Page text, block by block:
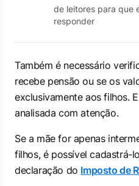
de leitores para que
responder
Também é necessário
recebe pensão ou se os
exclusivamente aos filhos.
analisada com atenção.
Se a mãe for apenas
filhos, é possível cadastrá-
declaração do Imposto de